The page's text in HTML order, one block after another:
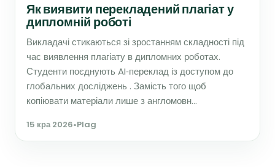
Як виявити перекладений плагіат у
дипломній роботі
Викладачі стикаються зі зростанням складності під
час виявлення плагіату в дипломних роботах.
Студенти поєднують AI‑переклад із доступом до
глобальних досліджень . Замість того щоб
копіювати матеріали лише з англомовн...
15 кра 2026•Plag